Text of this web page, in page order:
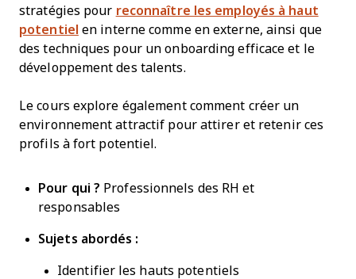
stratégies pour reconnaître les employés à haut
potentiel en interne comme en externe, ainsi que
des techniques pour un onboarding efficace et le
développement des talents.
Le cours explore également comment créer un
environnement attractif pour attirer et retenir ces
profils à fort potentiel.
Pour qui ? Professionnels des RH et
responsables
Sujets abordés :
Identifier les hauts potentiels